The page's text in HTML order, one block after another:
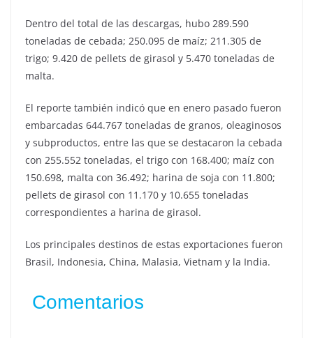
Dentro del total de las descargas, hubo 289.590
toneladas de cebada; 250.095 de maíz; 211.305 de
trigo; 9.420 de pellets de girasol y 5.470 toneladas de
malta.
El reporte también indicó que en enero pasado fueron
embarcadas 644.767 toneladas de granos, oleaginosos
y subproductos, entre las que se destacaron la cebada
con 255.552 toneladas, el trigo con 168.400; maíz con
150.698, malta con 36.492; harina de soja con 11.800;
pellets de girasol con 11.170 y 10.655 toneladas
correspondientes a harina de girasol.
Los principales destinos de estas exportaciones fueron
Brasil, Indonesia, China, Malasia, Vietnam y la India.
Comentarios